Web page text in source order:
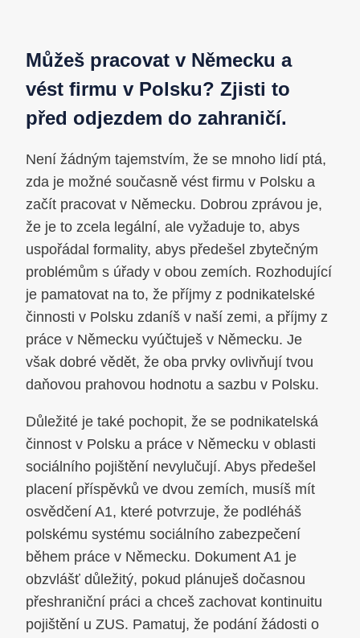
Můžeš pracovat v Německu a
vést firmu v Polsku? Zjisti to
před odjezdem do zahraničí.
Není žádným tajemstvím, že se mnoho lidí ptá,
zda je možné současně vést firmu v Polsku a
začít pracovat v Německu. Dobrou zprávou je,
že je to zcela legální, ale vyžaduje to, abys
uspořádal formality, abys předešel zbytečným
problémům s úřady v obou zemích. Rozhodující
je pamatovat na to, že příjmy z podnikatelské
činnosti v Polsku zdaníš v naší zemi, a příjmy z
práce v Německu vyúčtuješ v Německu. Je
však dobré vědět, že oba prvky ovlivňují tvou
daňovou prahovou hodnotu a sazbu v Polsku.
Důležité je také pochopit, že se podnikatelská
činnost v Polsku a práce v Německu v oblasti
sociálního pojištění nevylučují. Abys předešel
placení příspěvků ve dvou zemích, musíš mít
osvědčení A1, které potvrzuje, že podléháš
polskému systému sociálního zabezpečení
během práce v Německu. Dokument A1 je
obzvlášť důležitý, pokud plánuješ dočasnou
přeshraniční práci a chceš zachovat kontinuitu
pojištění u ZUS. Pamatuj, že podání žádosti o